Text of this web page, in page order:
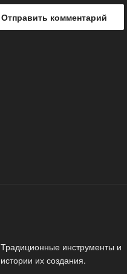
Традиционные инструменты и
истории их создания.